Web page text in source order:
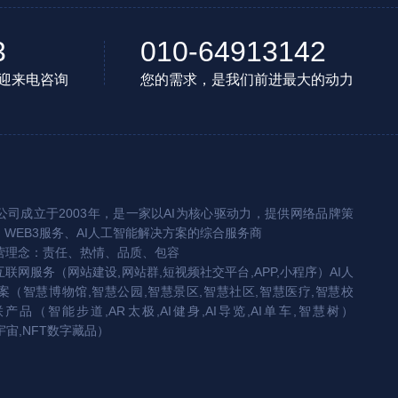
来电咨询
010-64913142
您的需求，是我们前进最大的动力
司成立于2003年，是一家以AI为核心驱动力，提供网络品牌策
服务、AI人工智能解决方案的综合服务商
理念：责任、热情、品质、包容
网服务（网站建设,网站群,短视频社交平台,APP,小程序）AI人
（智慧博物馆,智慧公园,智慧景区,智慧社区,智慧医疗,智慧校
品（智能步道,AR太极,AI健身,AI导览,AI单车,智慧树）
,NFT数字藏品）